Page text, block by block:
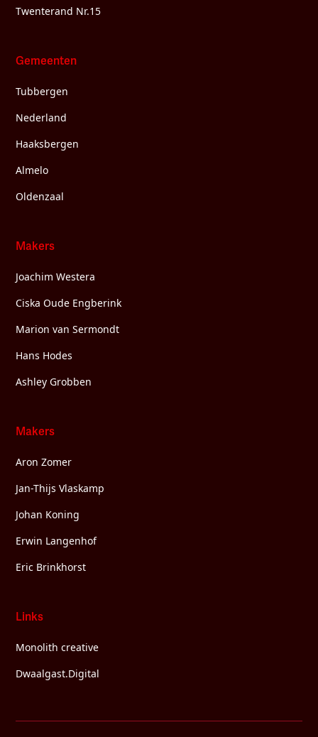
Twenterand Nr.15
Gemeenten
Tubbergen
Nederland
Haaksbergen
Almelo
Oldenzaal
Makers
Joachim Westera
Ciska Oude Engberink
Marion van Sermondt
Hans Hodes
Ashley Grobben
Makers
Aron Zomer
Jan-Thijs Vlaskamp
Johan Koning
Erwin Langenhof
Eric Brinkhorst
Links
Monolith creative
Dwaalgast.Digital